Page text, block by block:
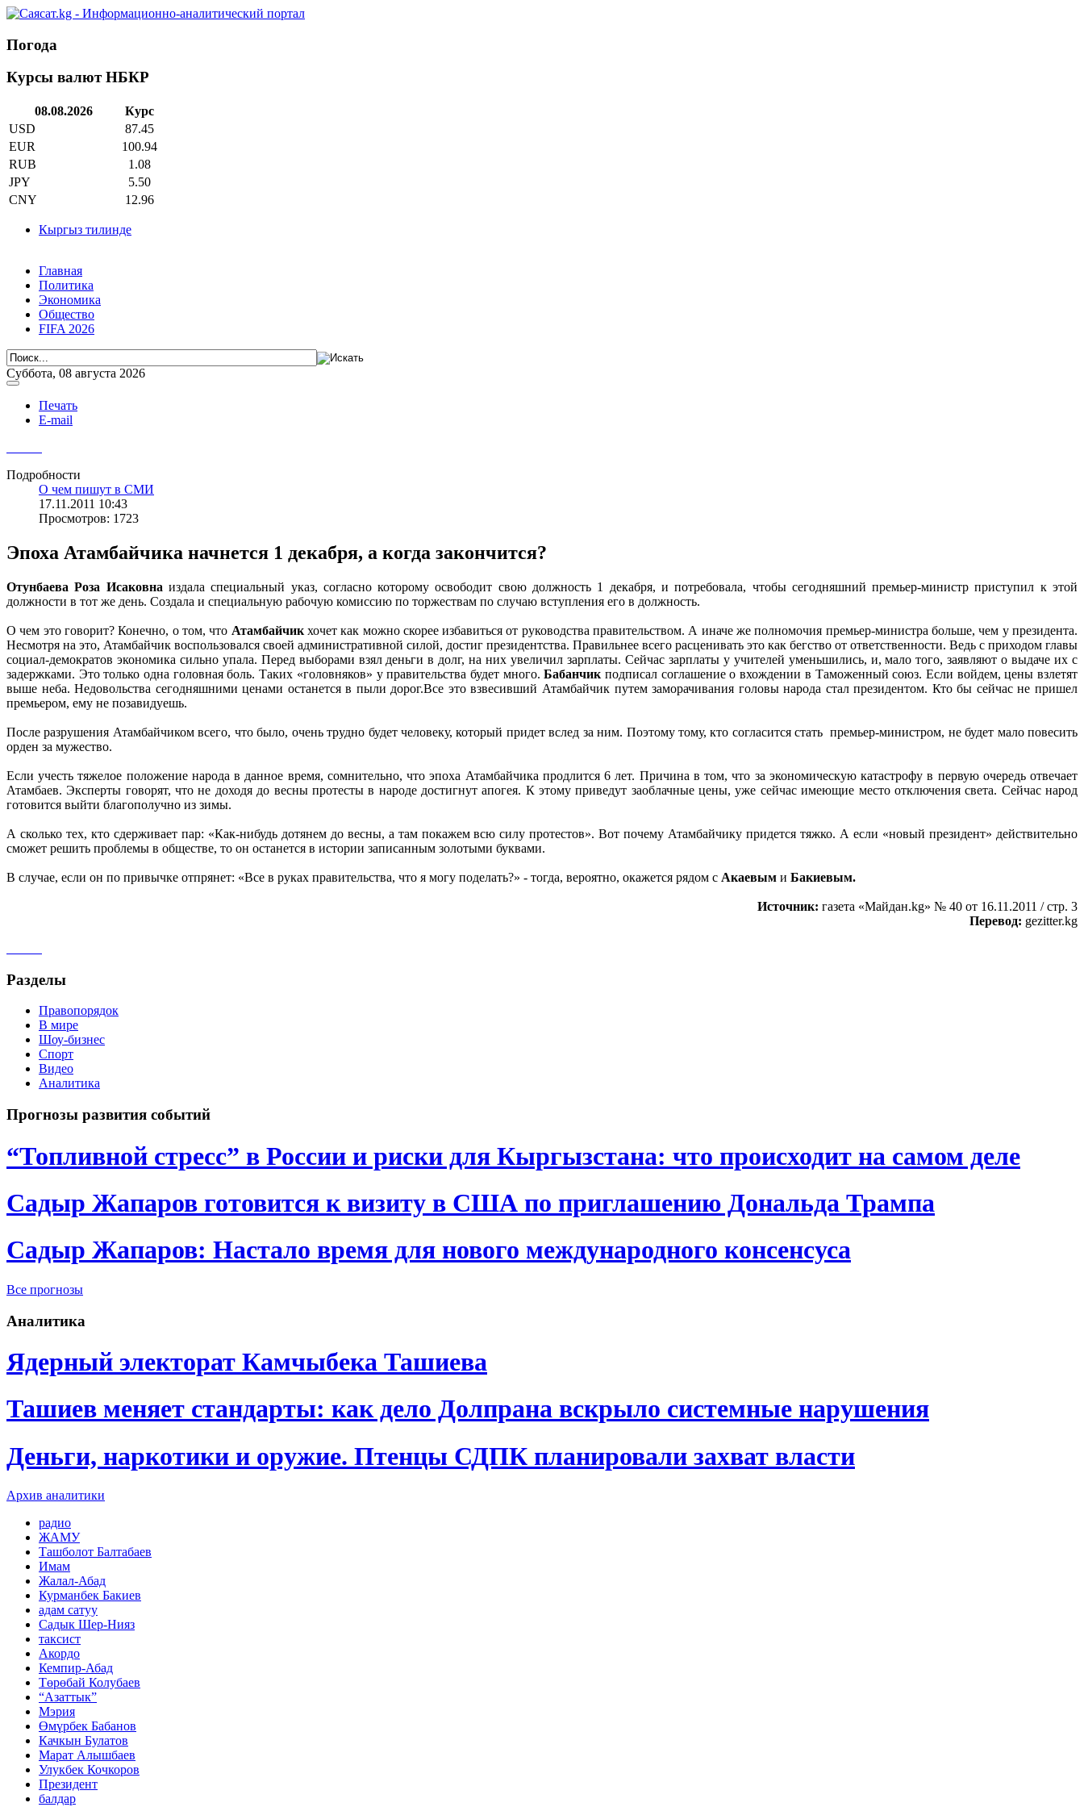
Погода
Курсы валют НБКР
08.08.2026
Курс
USD
87.45
EUR
100.94
RUB
1.08
JPY
5.50
CNY
12.96
Кыргыз тилинде
Главная
Политика
Экономика
Общество
FIFA 2026
Суббота, 08 августа 2026
Печать
E-mail
Подробности
О чем пишут в СМИ
17.11.2011 10:43
Просмотров: 1723
Эпоха Атамбайчика начнется 1 декабря, а когда закончится?
Отунбаева Роза Исаковна издала специальный указ, согласно которому освободит свою должность 1 декабря, и потребовала, чтобы сегодняшний премьер-министр приступил к этой
должности в тот же день. Создала и специальную рабочую комиссию по торжествам по случаю вступления его в должность.
О чем это говорит? Конечно, о том, что Атамбайчикхочет как можно скорее избавиться от руководства правительством. А иначе же полномочия премьер-министра больше, чем у президента.
Несмотря на это, Атамбайчик воспользовался своей административной силой, достиг президентства. Правильнее всего расценивать это как бегство от ответственности. Ведь с приходом главы
социал-демократов экономика сильно упала. Перед выборами взял деньги в долг, на них увеличил зарплаты. Сейчас зарплаты у учителей уменьшились, и, мало того, заявляют о выдаче их с
задержками. Это только одна головная боль. Таких «головняков» у правительства будет много.Бабанчик подписал соглашение о вхождении в Таможенный союз. Если войдем, цены взлетят
выше неба. Недовольства сегодняшними ценами останется в пыли дорог.Все это взвесивший Атамбайчик путем заморачивания головы народа стал президентом. Кто бы сейчас не пришел
премьером, ему не позавидуешь.
После разрушения Атамбайчиком всего, что было, очень трудно будет человеку, который придет вслед за ним. Поэтому тому, кто согласится стать премьер-министром, не будет мало повесить
орден за мужество.
Если учесть тяжелое положение народа в данное время, сомнительно, что эпоха Атамбайчика продлится 6 лет. Причина в том, что за экономическую катастрофу в первую очередь отвечает
Атамбаев. Эксперты говорят, что не доходя до весны протесты в народе достигнут апогея. К этому приведут заоблачные цены, уже сейчас имеющие место отключения света. Сейчас народ
готовится выйти благополучно из зимы.
А сколько тех, кто сдерживает пар: «Как-нибудь дотянем до весны, а там покажем всю силу протестов». Вот почему Атамбайчику придется тяжко. А если «новый президент» действительно
сможет решить проблемы в обществе, то он останется в истории записанным золотыми буквами.
В случае, если он по привычке отпрянет: «Все в руках правительства, что я могу поделать?» - тогда, вероятно, окажется рядом с Акаевым и Бакиевым.
Источник: газета «Майдан.kg» № 40 от 16.11.2011 / стр. 3
Перевод: gezitter.kg
Разделы
Правопорядок
В мире
Шоу-бизнес
Спорт
Видео
Аналитика
Прогнозы развития событий
“Топливной стресс” в России и риски для Кыргызстана: что происходит на самом деле
Садыр Жапаров готовится к визиту в США по приглашению Дональда Трампа
Садыр Жапаров: Настало время для нового международного консенсуса
Все прогнозы
Аналитика
Ядерный электорат Камчыбека Ташиева
Ташиев меняет стандарты: как дело Долпрана вскрыло системные нарушения
Деньги, наркотики и оружие. Птенцы СДПК планировали захват власти
Архив аналитики
радио
ЖАМУ
Ташболот Балтабаев
Имам
Жалал-Абад
Курманбек Бакиев
адам сатуу
Садык Шер-Нияз
таксист
Акордо
Кемпир-Абад
Төрөбай Колубаев
“Азаттык”
Мэрия
Өмүрбек Бабанов
Качкын Булатов
Марат Алышбаев
Улукбек Кочкоров
Президент
балдар